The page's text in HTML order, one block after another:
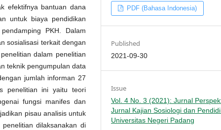
efektifnya bantuan dana
untuk biaya pendidikan
PKH. Dalam
sosialisasi terkait dengan
dalam penelitian
teknik pengumpulan data
jumlah informan 27
penelitian ini yaitu teori
fungsi manifes dan
pisau analisis untuk
dilaksanakan di
PDF (Bahasa Indonesia)
Published
2021-09-30
Issue
Vol. 4 No. 3 (2021): Jurnal
Jurnal Kajian Sosiologi dan
Universitas Negeri Padang